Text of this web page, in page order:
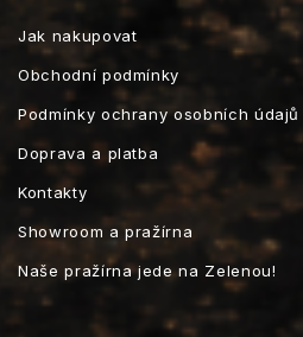
Jak nakupovat
Obchodní podmínky
Podmínky ochrany osobních údajů
Doprava a platba
Kontakty
Showroom a pražírna
Naše pražírna jede na Zelenou!